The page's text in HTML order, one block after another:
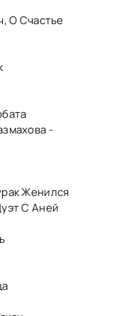
О Счастье
-
Женился
С Аней